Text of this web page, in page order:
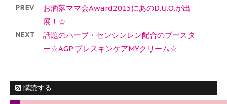
PREV
お洒落ママ会Award2015にあのD.U.O.が出
展！☆
NEXT
話題のハーブ・センシンレン配合のブースタ
ー☆AGP プレスキンケアMYクリーム☆
購読する